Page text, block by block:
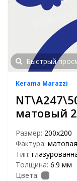
Быстрый
Kerama Marazzi
матовый
Размер: 200х200
Фактура: матовая
Тип:
Толщина: 6.9 мм
Цвета: